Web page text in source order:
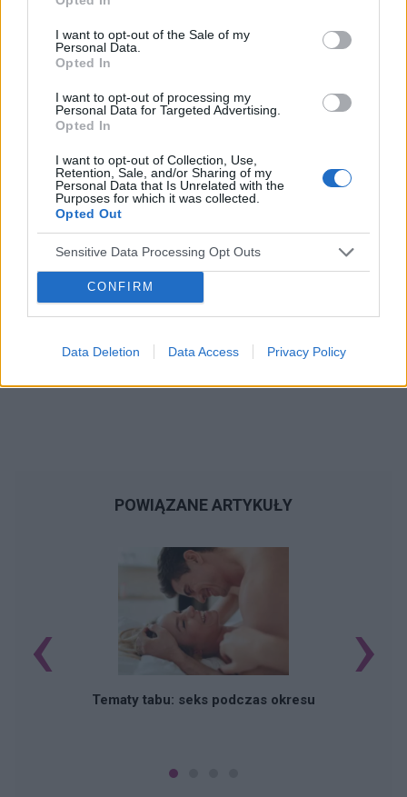
I want to opt-out of the Sale of my
Personal Data.
Opted In
I want to opt-out of processing my
Personal Data for Targeted Advertising.
Opted In
I want to opt-out of Collection, Use,
Retention, Sale, and/or Sharing of my
Personal Data that Is Unrelated with the
Purposes for which it was collected.
Opted Out
Sensitive Data Processing Opt Outs
CONFIRM
Data Deletion Data Access Privacy Policy
POWIĄZANE
Tematy miesiączka
ciąża test ciążowy okres
POWIĄZANE ARTYKUŁY
Tematy tabu: seks podczas okresu
‹ ›